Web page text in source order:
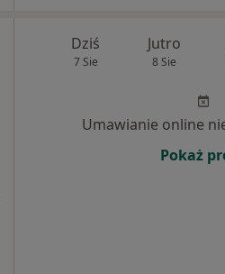
Dziś
7 Sie
Jutro
8 Sie
Umawianie online
Pokaż